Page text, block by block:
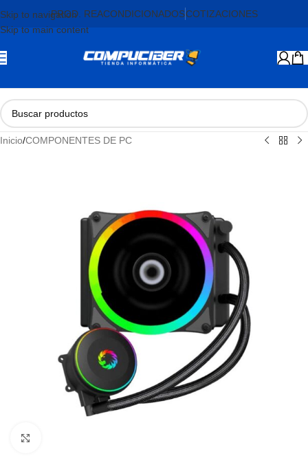
Skip to navigation
Skip to main content
PROD. REACONDICIONADOSCOTIZACIONES
Inicio/COMPONENTES DE PC